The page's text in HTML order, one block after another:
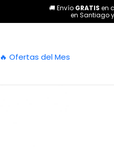
🔥 Ofertas del Mes
🚚 Envío GRATIS en
en Santiago y
Electroacústicas